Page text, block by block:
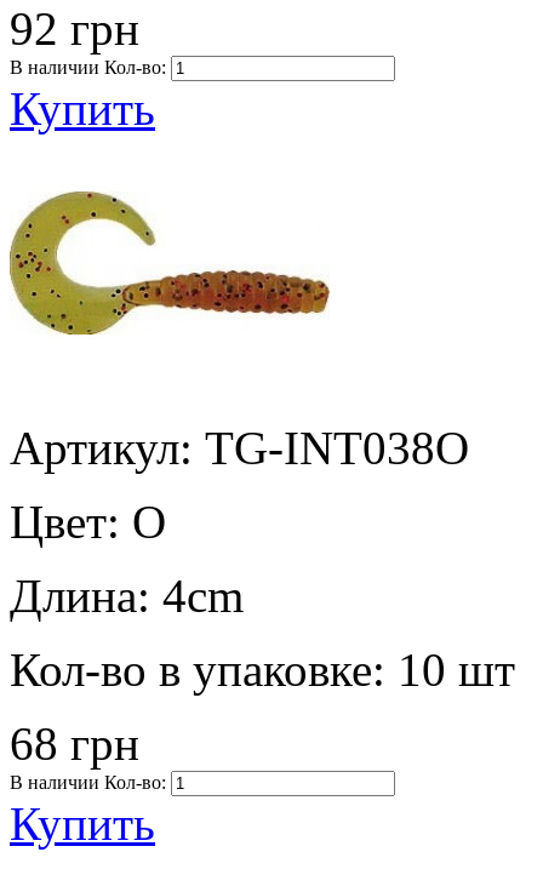
92 грн
В наличии Кол-во:
Купить
Артикул: TG-INT038O
Цвет: O
Длина: 4cm
Кол-во в упаковке: 10 шт
68 грн
В наличии Кол-во:
Купить